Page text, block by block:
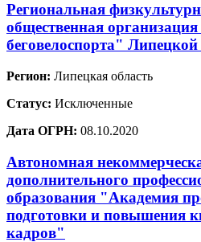
Региональная
общественная
беговелоспорта" Липецкой
Регион: Липецкая область
Статус: Исключенные
Дата ОГРН: 08.10.2020
Автономная
дополнительного
образования "Академия
подготовки и повышения
кадров"